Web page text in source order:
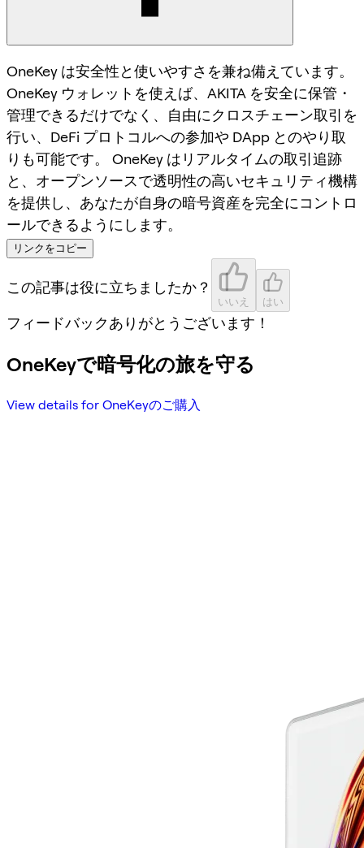
OneKey は安全性と使いやすさを兼ね備えています。
OneKey ウォレットを使えば、AKITA を安全に保管・
管理できるだけでなく、自由にクロスチェーン取引を
行い、DeFi プロトコルへの参加や DApp とのやり取
りも可能です。 OneKey はリアルタイムの取引追跡
と、オープンソースで透明性の高いセキュリティ機構
を提供し、あなたが自身の暗号資産を完全にコントロ
ールできるようにします。
リンクをコピー
この記事は役に立ちましたか？
いいえ はい
フィードバックありがとうございます！
OneKeyで暗号化の旅を守る
View details for OneKeyのご購入